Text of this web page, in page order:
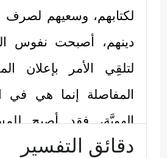
لكتابهم، وسعيهم
دينهم، أصبحت نفوس
لتلقِي الأمر بإعلان
المفاصلة إنما هي في
الهويَّة، فقد أصبح
وللآخرين أديانهم، وهذا
دقائق التفسير